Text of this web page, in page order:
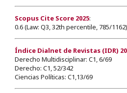
Scopus Cite Score 2025:
0.6 (Law: Q3, 32th percentile, 785/1162)
Índice Dialnet de Revistas (IDR)
Derecho Multidisciplinar: C1, 6/69
Derecho: C1, 52/342
Ciencias Políticas: C1,13/69